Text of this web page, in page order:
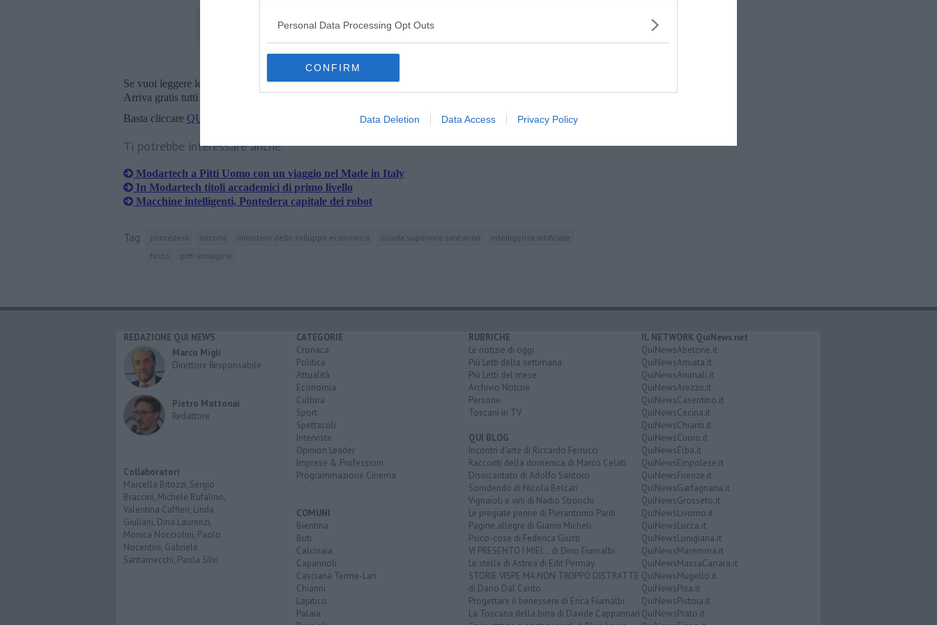
Personal Data Processing Opt Outs
CONFIRM
Data Deletion Data Access Privacy Policy
Se vuoi leggere le notizie principali della Toscana iscriviti allaNewsletter QUInews - ToscanaMedia.
Arriva gratis tutti i giorni alle 20:00 direttamente nella tua casella di posta.
Basta cliccare QUI
Ti potrebbe interessare anche:
Modartech a Pitti Uomo con un viaggio nel Made in Italy
In Modartech titoli accademici di primo livello
Macchine intelligenti, Pontedera capitale dei robot
Tag pontedera ancona ministero dello sviluppo economico scuola superiore sant'anna
intelligenza artificiale
fusto
pitti immagine
REDAZIONE QUI NEWS
Marco Migli
Direttore Responsabile
Pietro Mattonai
Redattore
Collaboratori
Marcella Bitozzi, Sergio
Braccini, Michele Bufalino,
Valentina Caffieri, Linda
Giuliani, Dina Laurenzi,
Monica Nocciolini, Paolo
Nocentini, Gabriele
Santarnecchi, Paola Silvi.
CATEGORIE
Cronaca
Politica
Attualità
Economia
Cultura
Sport
Spettacoli
Interviste
Opinion Leader
Imprese & Professioni
Programmazione Cinema
COMUNI
Bientina
Buti
Calcinaia
Capannoli
Casciana Terme-Lari
Chianni
Lajatico
Palaia
RUBRICHE
Le notizie di oggi
Più Letti della settimana
Più Letti del mese
Archivio Notizie
Persone
Toscani in TV
QUI BLOG
Incontri d'arte di Riccardo Ferrucci
Racconti della domenica di Marco Celati
Disincantato di Adolfo Santoro
Sorridendo di Nicola Belcari
Vignaioli e vini di Nadio Stronchi
Le pregiate penne di Pierantonio Pardi
Pagine allegre di Gianni Micheli
Psico-cose di Federica Giusti
VI PRESENTO I MIEI... di Dino Fiumalbi
Le stelle di Astrea di Edit Permay
STORIE VISPE MA NON TROPPO DISTRATTE
di Dario Dal Canto
Progettare il benessere di Erica Fiumalbi
La Toscana della birra di Davide Cappannari
IL NETWORK QuiNews.net
QuiNewsAbetone.it
QuiNewsAmiata.it
QuiNewsAnimali.it
QuiNewsArezzo.it
QuiNewsCasentino.it
QuiNewsCecina.it
QuiNewsChianti.it
QuiNewsCuoio.it
QuiNewsElba.it
QuiNewsEmpolese.it
QuiNewsFirenze.it
QuiNewsGarfagnana.it
QuiNewsGrosseto.it
QuiNewsLivorno.it
QuiNewsLucca.it
QuiNewsLunigiana.it
QuiNewsMaremma.it
QuiNewsMassaCarrara.it
QuiNewsMugello.it
QuiNewsPisa.it
QuiNewsPistoia.it
QuiNewsPrato.it